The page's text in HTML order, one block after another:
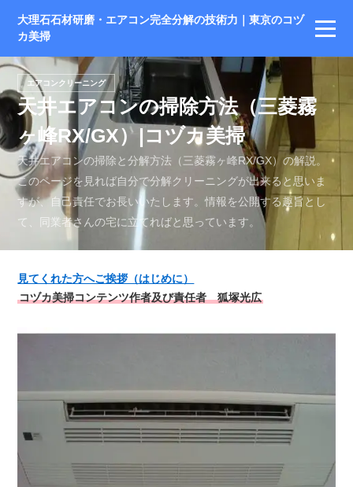
大理石石材研磨・エアコン完全分解の技術力｜東京のコヅ
カ美掃
天井エアコンの掃除方法（三菱霧
ヶ峰RX/GX）|コヅカ美掃
天井エアコンの掃除と分解方法（三菱霧ヶ峰RX/GX）の解説。
このページを見れば自分で分解クリーニングが出来ると思いま
すが、自己責任でお長いいたします。情報を公開する趣旨とし
て、同業者さんの宅に立てればと思っています。
エアコンクリーニング
見てくれた方へご挨拶（はじめに）
コヅカ美掃コンテンツ作者及び責任者 狐塚光広